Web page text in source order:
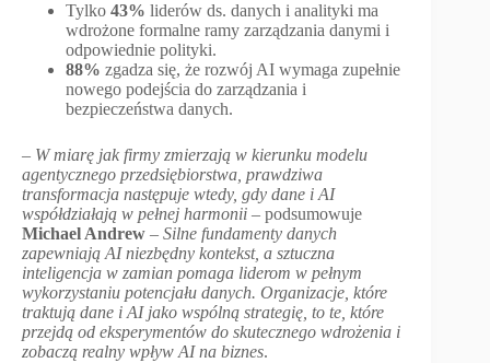
Tylko 43% liderów ds. danych i analityki ma
wdrożone formalne ramy zarządzania danymi i
odpowiednie polityki.
88% zgadza się, że rozwój AI wymaga zupełnie
nowego podejścia do zarządzania i
bezpieczeństwa danych.
– W miarę jak firmy zmierzają w kierunku modelu
agentycznego przedsiębiorstwa, prawdziwa
transformacja następuje wtedy, gdy dane i AI
współdziałają w pełnej harmonii – podsumowuje
Michael Andrew – Silne fundamenty danych
zapewniają AI niezbędny kontekst, a sztuczna
inteligencja w zamian pomaga liderom w pełnym
wykorzystaniu potencjału danych. Organizacje, które
traktują dane i AI jako wspólną strategię, to te, które
przejdą od eksperymentów do skutecznego wdrożenia i
zobaczą realny wpływ AI na biznes.